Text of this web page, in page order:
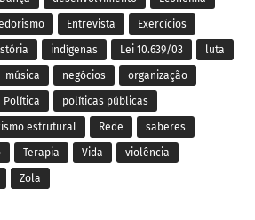
Entrevista Exercícios
indígenas Lei 10.639/03 luta
música negócios organização
Política políticas públicas
estrutural Rede saberes
Terapia Vida violência
Zola